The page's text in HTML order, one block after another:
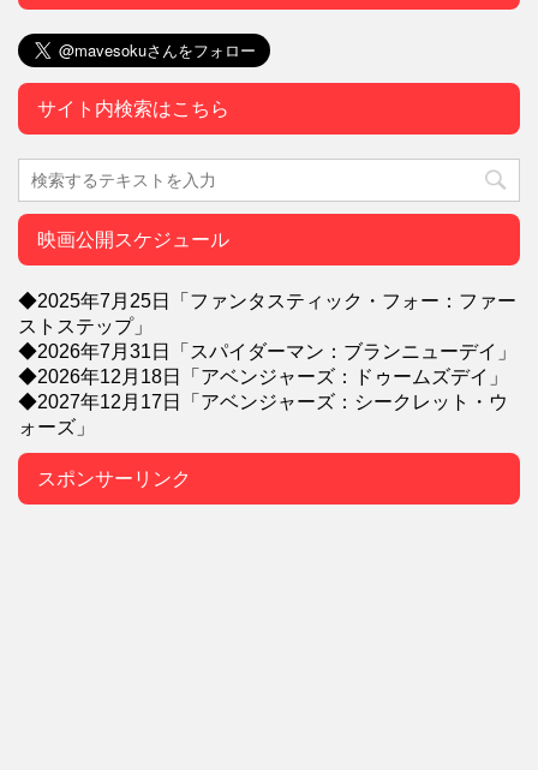
サイト内検索はこちら
映画公開スケジュール
◆2025年7月25日「ファンタスティック・フォー：ファー
ストステップ」
◆2026年7月31日「スパイダーマン：ブランニューデイ」
◆2026年12月18日「アベンジャーズ：ドゥームズデイ」
◆2027年12月17日「アベンジャーズ：シークレット・ウ
ォーズ」
スポンサーリンク